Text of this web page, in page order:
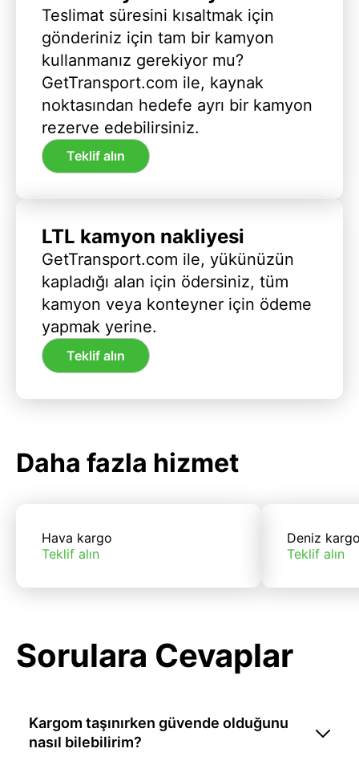
Teslimat süresini kısaltmak için
gönderiniz için tam bir kamyon
kullanmanız gerekiyor mu?
GetTransport.com ile, kaynak
noktasından hedefe ayrı bir kamyon
rezerve edebilirsiniz.
Teklif alın
LTL kamyon nakliyesi
GetTransport.com ile, yükünüzün
kapladığı alan için ödersiniz, tüm
kamyon veya konteyner için ödeme
yapmak yerine.
Teklif alın
Daha fazla hizmet
Hava kargo
Teklif alın
Deniz
Teklif alın
Sorulara Cevaplar
Kargom taşınırken güvende olduğunu
nasıl bilebilirim?